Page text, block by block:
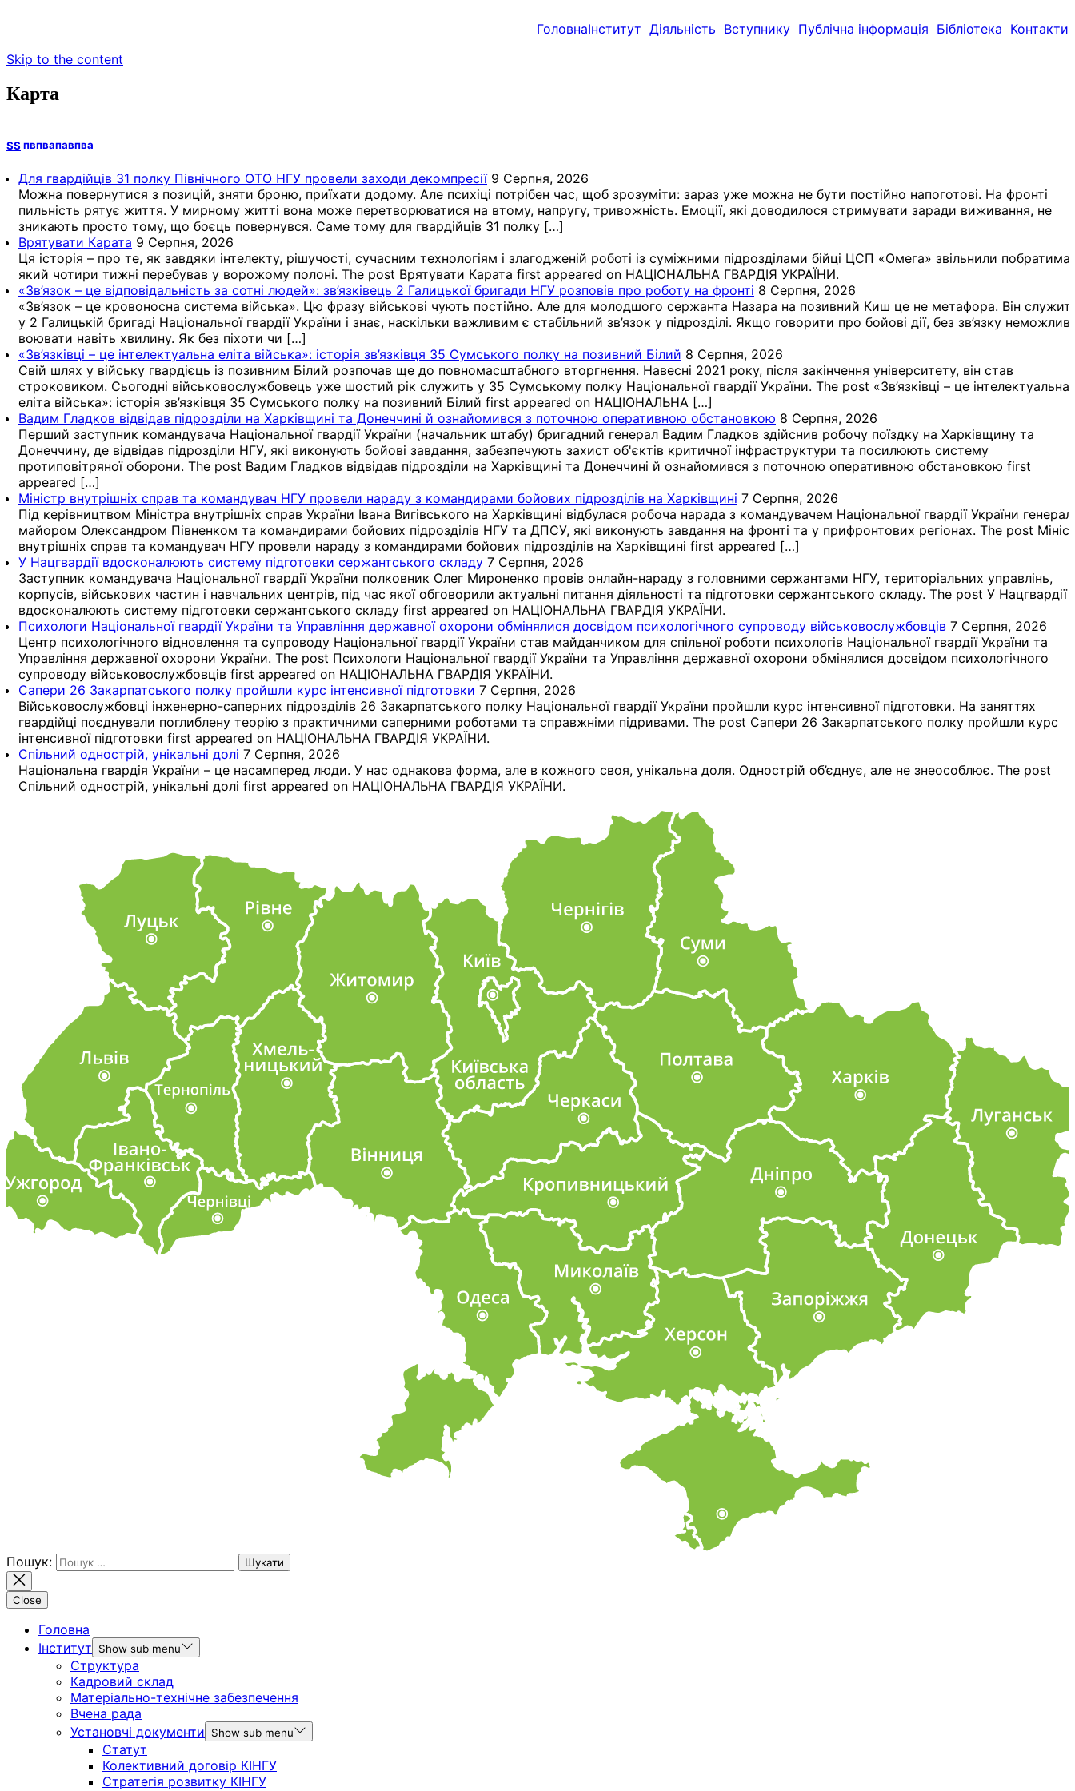
ГоловнаІнститут Діяльність Вступнику Публічна інформація Бібліотека Контакти
Skip to the content
Карта
пвпвапавпва
Для гвардійців 31 полку Північного ОТО НГУ провели заходи декомпресії 9 Серпня, 2026
Можна повернутися з позицій, зняти броню, приїхати додому. Але психіці потрібен час, щоб зрозуміти: зараз уже можна не бути постійно напоготові. На фронті
пильність рятує життя. У мирному житті вона може перетворюватися на втому, напругу, тривожність. Емоції, які доводилося стримувати заради виживання, не
зникають просто тому, що боєць повернувся. Саме тому для гвардійців 31 полку […]
Врятувати Карата 9 Серпня, 2026
Ця історія – про те, як завдяки інтелекту, рішучості, сучасним технологіям і злагодженій роботі із суміжними підрозділами бійці ЦСП «Омега» звільнили побратима,
який чотири тижні перебував у ворожому полоні. The post Врятувати Карата first appeared on НАЦІОНАЛЬНА ГВАРДІЯ УКРАЇНИ.
«Зв’язок – це відповідальність за сотні людей»: зв’язківець 2 Галицької бригади НГУ розповів про роботу на фронті 8 Серпня, 2026
«Зв’язок – це кровоносна система війська». Цю фразу військові чують постійно. Але для молодшого сержанта Назара на позивний Киш це не метафора. Він
у 2 Галицькій бригаді Національної гвардії України і знає, наскільки важливим є стабільний зв’язок у підрозділі. Якщо говорити про бойові дії, без зв’язку
воювати навіть хвилину. Як без піхоти чи […]
«Зв’язківці – це інтелектуальна еліта війська»: історія зв’язківця 35 Сумського полку на позивний Білий 8 Серпня, 2026
Свій шлях у війську гвардієць із позивним Білий розпочав ще до повномасштабного вторгнення. Навесні 2021 року, після закінчення університету, він став
строковиком. Сьогодні військовослужбовець уже шостий рік служить у 35 Сумському полку Національної гвардії України. The post «Зв’язківці – це інтелектуальна
еліта війська»: історія зв’язківця 35 Сумського полку на позивний Білий first appeared on НАЦІОНАЛЬНА […]
Вадим Гладков відвідав підрозділи на Харківщині та Донеччині й ознайомився з поточною оперативною обстановкою 8 Серпня, 2026
Перший заступник командувача Національної гвардії України (начальник штабу) бригадний генерал Вадим Гладков здійснив робочу поїздку на Харківщину та
Донеччину, де відвідав підрозділи НГУ, які виконують бойові завдання, забезпечують захист об'єктів критичної інфраструктури та посилюють систему
протиповітряної оборони. The post Вадим Гладков відвідав підрозділи на Харківщині та Донеччині й ознайомився з поточною оперативною обстановкою first
appeared […]
Міністр внутрішніх справ та командувач НГУ провели нараду з командирами бойових підрозділів на Харківщині 7 Серпня, 2026
Під керівництвом Міністра внутрішніх справ України Івана Вигівського на Харківщині відбулася робоча нарада з командувачем Національної гвардії України
майором Олександром Півненком та командирами бойових підрозділів НГУ та ДПСУ, які виконують завдання на фронті та у прифронтових регіонах. The post
внутрішніх справ та командувач НГУ провели нараду з командирами бойових підрозділів на Харківщині first appeared […]
У Нацгвардії вдосконалюють систему підготовки сержантського складу 7 Серпня, 2026
Заступник командувача Національної гвардії України полковник Олег Мироненко провів онлайн-нараду з головними сержантами НГУ, територіальних управлінь,
корпусів, військових частин і навчальних центрів, під час якої обговорили актуальні питання діяльності та підготовки сержантського складу. The post У Нацгвардії
вдосконалюють систему підготовки сержантського складу first appeared on НАЦІОНАЛЬНА ГВАРДІЯ УКРАЇНИ.
Психологи Національної гвардії України та Управління державної охорони обмінялися досвідом психологічного супроводу військовослужбовців 7 Серпня, 2026
Центр психологічного відновлення та супроводу Національної гвардії України став майданчиком для спільної роботи психологів Національної гвардії України та
Управління державної охорони України. The post Психологи Національної гвардії України та Управління державної охорони обмінялися досвідом психологічного
супроводу військовослужбовців first appeared on НАЦІОНАЛЬНА ГВАРДІЯ УКРАЇНИ.
Сапери 26 Закарпатського полку пройшли курс інтенсивної підготовки 7 Серпня, 2026
Військовослужбовці інженерно-саперних підрозділів 26 Закарпатського полку Національної гвардії України пройшли курс інтенсивної підготовки. На заняттях
гвардійці поєднували поглиблену теорію з практичними саперними роботами та справжніми підривами. The post Сапери 26 Закарпатського полку пройшли курс
інтенсивної підготовки first appeared on НАЦІОНАЛЬНА ГВАРДІЯ УКРАЇНИ.
Спільний однострій, унікальні долі 7 Серпня, 2026
Національна гвардія України – це насамперед люди. У нас однакова форма, але в кожного своя, унікальна доля. Однострій об’єднує, але не знеособлює. The post
Спільний однострій, унікальні долі first appeared on НАЦІОНАЛЬНА ГВАРДІЯ УКРАЇНИ.
Пошук:
Close
Головна
Інститут
Show sub menu
Структура
Кадровий склад
Матеріально-технічне забезпечення
Вчена рада
Установчі документи
Show sub menu
Статут
Колективний договір КІНГУ
Стратегія розвитку КІНГУ